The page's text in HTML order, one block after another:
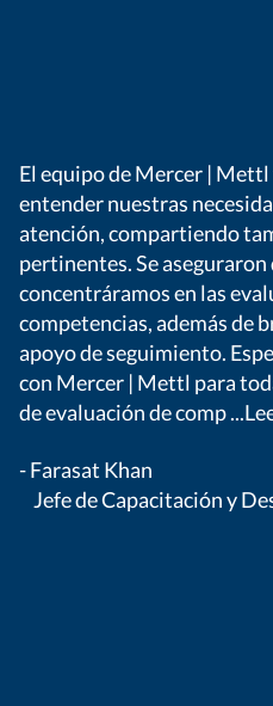
El equipo de Mercer | Mettl
entender nuestras
atención, compartiendo
pertinentes. Se aseguraron
concentráramos en las
competencias, además de
apoyo de seguimiento.
con Mercer | Mettl para
de evaluación de comp
- Farasat Khan
Jefe de Capacitación y